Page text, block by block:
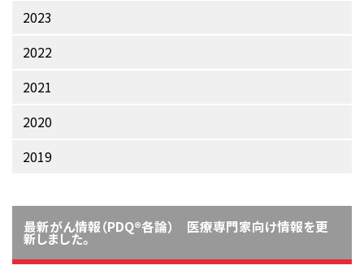
肝胆膵
予防
2023
2022
2021
2020
2019
最新がん情報（PDQ®各論） 医療専門家向け情報を更
新しました。